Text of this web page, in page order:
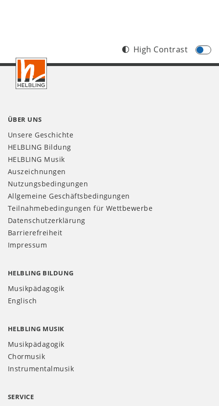
Footer
DE
High Contrast
ÜBER UNS
Unsere Geschichte
HELBLING Bildung
HELBLING Musik
Auszeichnungen
Nutzungsbedingungen
Allgemeine Geschäftsbedingungen
Teilnahmebedingungen für Wettbewerbe
Datenschutzerklärung
Barrierefreiheit
Impressum
HELBLING BILDUNG
Musikpädagogik
Englisch
HELBLING MUSIK
Musikpädagogik
Chormusik
Instrumentalmusik
SERVICE